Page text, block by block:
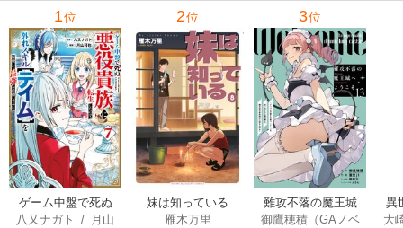
1位
ゲーム中盤で死ぬ
悪役貴族に転生し
八又ナガト /
月山
2位
妹は知っている
雁木万里
3位
難攻不落の魔王城
へようこそ～デバ
御鷹穂積（GAノベ
異
は
大